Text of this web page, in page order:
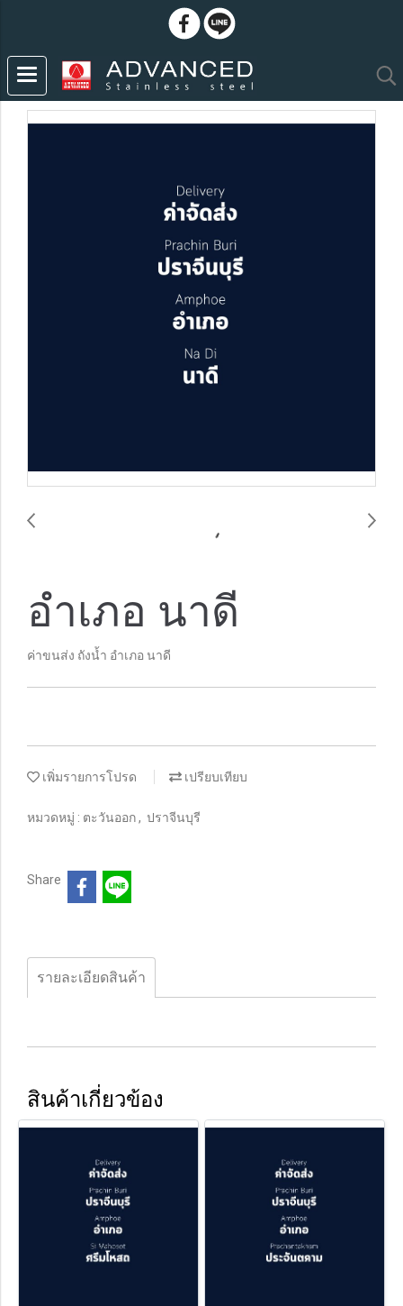
อำเภอ นาดี
ค่าขนส่ง ถังน้ำ อำเภอ นาดี
เพิ่มรายการโปรด เปรียบเทียบ
หมวดหมู่ : ตะวันออก, ปราจีนบุรี
Share
รายละเอียดสินค้า
สินค้าเกี่ยวข้อง